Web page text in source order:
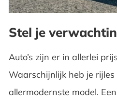
De Algemene
Het gevoelige punt bij
Veelgestelde vragen
Stel je
Auto’s zijn er in allerlei
Waarschijnlijk heb je
allermodernste model.